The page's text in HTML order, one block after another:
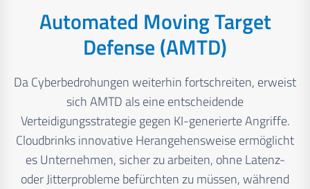
Automated Moving Target
Defense (AMTD)
Da Cyberbedrohungen weiterhin fortschreiten, erweist
sich AMTD als eine entscheidende
Verteidigungsstrategie gegen KI-generierte Angriffe.
Cloudbrinks innovative Herangehensweise ermöglicht
es Unternehmen, sicher zu arbeiten, ohne Latenz-
oder Jitterprobleme befürchten zu müssen, während